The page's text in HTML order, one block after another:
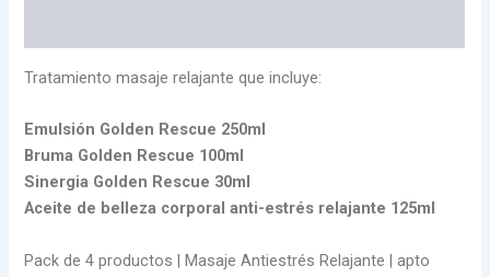
Tratamiento masaje relajante que incluye:
Emulsión Golden Rescue 250ml
Bruma Golden Rescue 100ml
Sinergia Golden Rescue 30ml
Aceite de belleza corporal anti-estrés relajante 125ml
Pack de 4 productos | Masaje Antiestrés Relajante | apto